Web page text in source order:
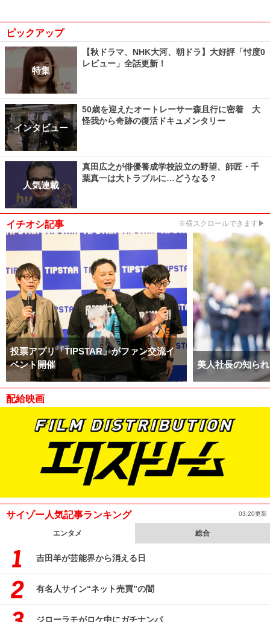
ピックアップ
特集
【秋ドラマ、NHK大河、朝ドラ】大好評「忖度0
レビュー」全話更新！
インタビュー
50歳を迎えたオートレーサー森且行に密着 大
怪我から奇跡の復活ドキュメンタリー
人気連載
真田広之が俳優養成学校設立の野望、師匠・千
葉真一は大トラブルに…どうなる？
イチオシ記事 ※横スクロールできます▶
投票アプリ「TIPSTAR」がファン交流イ
ベント開催
美人社長の知ら
配給映画
サイゾー人気記事ランキング 03:20更新
エンタメ 総合
吉田羊が芸能界から消える日
有名人サイン“ネット売買”の闇
ジローラモがロケ中にガチナンパ